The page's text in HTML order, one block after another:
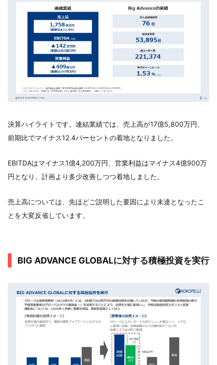
決算ハイライトです。連結業績では、売上高が17億5,800万円、
前期比でマイナス12.4パーセントの着地となりました。
EBITDAはマイナス1億4,200万円、営業利益はマイナス4億900万
円となり、計画より多少改善しつつ着地しました。
売上高については、先ほどご説明した要因により未達となったこ
とを大変反省しています。
BIG ADVANCE GLOBALに対する積極投資を実行